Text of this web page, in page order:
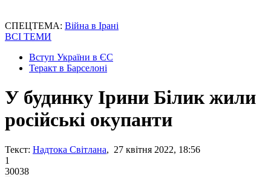
СПЕЦТЕМА: Війна в Ірані
ВСІ ТЕМИ
Вступ України в ЄС
Теракт в Барселоні
У будинку Ірини Білик жили
російські окупанти
Текст: Надтока Світлана, 27 квітня 2022, 18:56
1
30038